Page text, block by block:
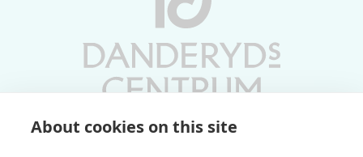
About cookies on this site